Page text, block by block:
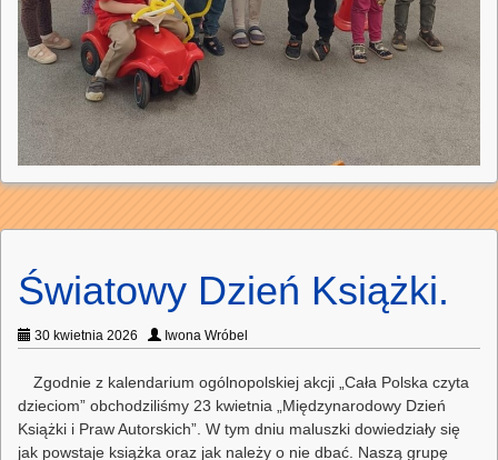
Światowy Dzień Książki.
30 kwietnia 2026 Iwona Wróbel
Zgodnie z kalendarium ogólnopolskiej akcji „Cała Polska czyta
dzieciom” obchodziliśmy 23 kwietnia „Międzynarodowy Dzień
Książki i Praw Autorskich”. W tym dniu maluszki dowiedziały się
jak powstaje książka oraz jak należy o nie dbać. Naszą grupę